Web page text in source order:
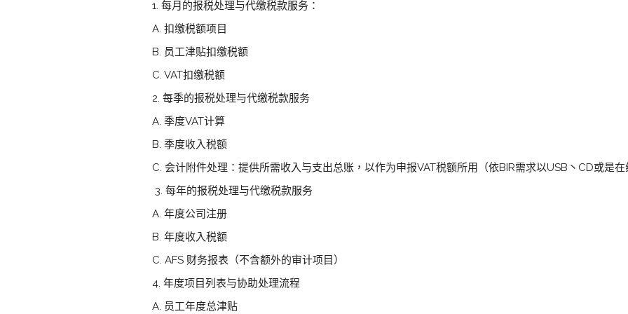
1. 每月的报税处理与代缴税款服务：
A. 扣缴税额项目
B. 员工津贴扣缴税额
C. VAT扣缴税额
2. 每季的报税处理与代缴税款服务
A. 季度VAT计算
B. 季度收入税额
C. 会计附件处理：提供所需收入与支出总账，以作为申报VAT税额所用（依BIR需求以USB丶CD或是在
3. 每年的报税处理与代缴税款服务
A. 年度公司注册
B. 年度收入税额
C. AFS 财务报表（不含额外的审计项目）
4. 年度项目列表与协助处理流程
A. 员工年度总津贴